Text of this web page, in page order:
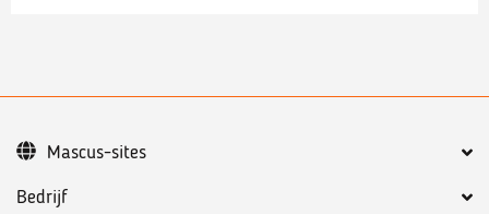
Bedrijf
Mascus-sites